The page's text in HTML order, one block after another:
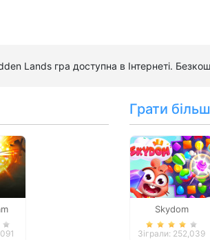
Lands гра доступна в Інтернеті.
Грати
Skydom
Зіграли: 252,039